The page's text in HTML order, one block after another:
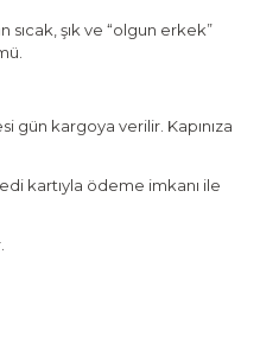
sıcak, şık ve “olgun erkek”
gün kargoya verilir. Kapınıza
kartıyla ödeme imkanı ile